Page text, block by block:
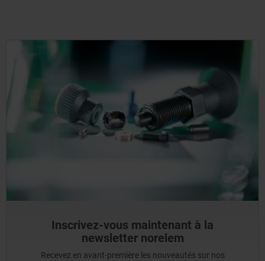
Inscrivez-vous maintenant à la
newsletter norelem
Recevez en avant-première les nouveautés sur nos